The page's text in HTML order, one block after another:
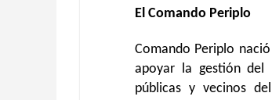
El Comando Periplo
Comando Periplo
apoyar la gestión del
públicas y vecinos